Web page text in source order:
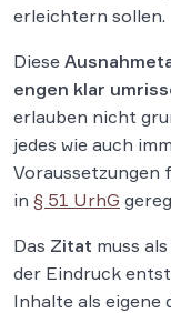
erleichtern sollen.
Diese
engen klar
erlauben nicht
jedes wie auch
Voraussetzungen
in § 51 UrhG
Das Zitat muss
der Eindruck
Inhalte als